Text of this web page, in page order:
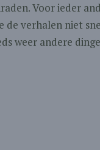
Voor ieder
verhalen niet
weer andere